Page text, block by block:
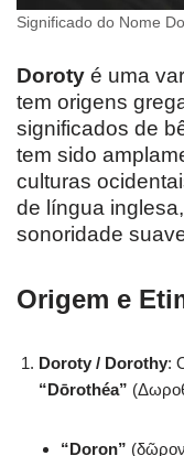
Significado do Nome
Doroty é uma
tem origens
significados de
tem sido
culturas
de língua
sonoridade
Origem e
Doroty / Dorothy:
“Dōrothéa”
“Doron”